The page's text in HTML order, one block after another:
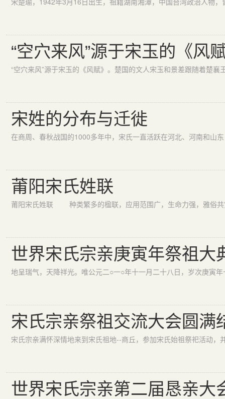
“空穴来风”源于宋玉的《风
“空穴来风”源于宋玉的《风赋》。楚国的文人宋玉和景差跟随着楚
宋姓的分布与迁徙
莆阳宋氏姓联
世界宋氏宗亲庚寅年祭祖大
宋氏宗亲祭祖交流大会圆满
世界宋氏宗亲第二届恳亲大